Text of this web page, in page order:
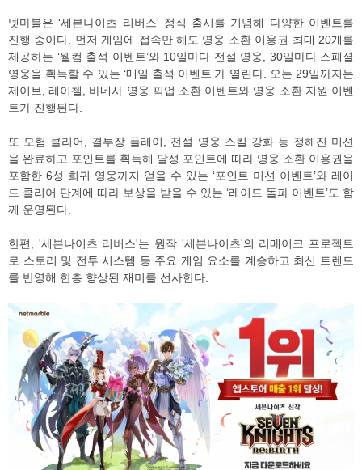
넷마블은 '세븐나이츠 리버스' 정식 출시를 기념해 다양한 이벤트를
진행 중이다. 먼저 게임에 접속만 해도 영웅 소환 이용권 최대 20개를
제공하는 ‘웰컴 출석 이벤트’와 10일마다 전설 영웅, 30일마다 스페셜
영웅을 획득할 수 있는 ‘매일 출석 이벤트’가 열린다. 오는 29일까지는
제이브, 레이첼, 바네사 영웅 픽업 소환 이벤트와 영웅 소환 지원 이벤
트가 진행된다.
또 모험 클리어, 결투장 플레이, 전설 영웅 스킬 강화 등 정해진 미션
을 완료하고 포인트를 획득해 달성 포인트에 따라 영웅 소환 이용권을
포함한 6성 희귀 영웅까지 얻을 수 있는 ‘포인트 미션 이벤트’와 레이
드 클리어 단계에 따라 보상을 받을 수 있는 ‘레이드 돌파 이벤트’도 함
께 운영된다.
한편, '세븐나이츠 리버스'는 원작 '세븐나이츠'의 리메이크 프로젝트
로 스토리 및 전투 시스템 등 주요 게임 요소를 계승하고 최신 트렌드
를 반영해 한층 향상된 재미를 선사한다.